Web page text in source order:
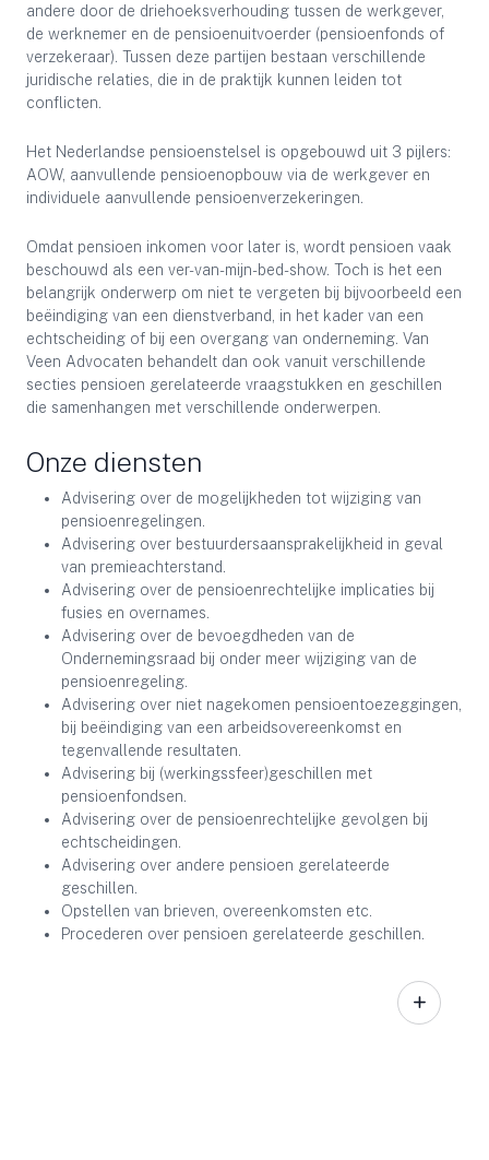
andere door de driehoeksverhouding tussen de werkgever,
de werknemer en de pensioenuitvoerder (pensioenfonds of
verzekeraar). Tussen deze partijen bestaan verschillende
juridische relaties, die in de praktijk kunnen leiden tot
conflicten.
Het Nederlandse pensioenstelsel is opgebouwd uit 3 pijlers:
AOW, aanvullende pensioenopbouw via de werkgever en
individuele aanvullende pensioenverzekeringen.
Omdat pensioen inkomen voor later is, wordt pensioen vaak
beschouwd als een ver-van-mijn-bed-show. Toch is het een
belangrijk onderwerp om niet te vergeten bij bijvoorbeeld een
beëindiging van een dienstverband, in het kader van een
echtscheiding of bij een overgang van onderneming. Van
Veen Advocaten behandelt dan ook vanuit verschillende
secties pensioen gerelateerde vraagstukken en geschillen
die samenhangen met verschillende onderwerpen.
Onze diensten
Advisering over de mogelijkheden tot wijziging van
pensioenregelingen.
Advisering over bestuurdersaansprakelijkheid in geval
van premieachterstand.
Advisering over de pensioenrechtelijke implicaties bij
fusies en overnames.
Advisering over de bevoegdheden van de
Ondernemingsraad bij onder meer wijziging van de
pensioenregeling.
Advisering over niet nagekomen pensioentoezeggingen,
bij beëindiging van een arbeidsovereenkomst en
tegenvallende resultaten.
Advisering bij (werkingssfeer)geschillen met
pensioenfondsen.
Advisering over de pensioenrechtelijke gevolgen bij
echtscheidingen.
Advisering over andere pensioen gerelateerde
geschillen.
Opstellen van brieven, overeenkomsten etc.
Procederen over pensioen gerelateerde geschillen.